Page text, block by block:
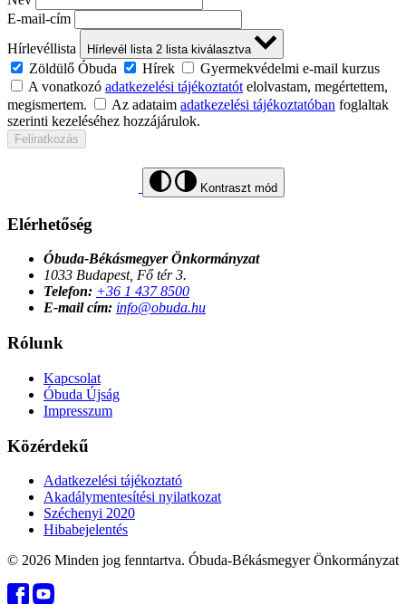
E-mail-cím
Hírlevéllista
Hírlevél lista 2 lista kiválasztva
Zöldülő Óbuda Hírek
Gyermekvédelmi e-mail kurzus
A vonatkozó adatkezelési tájékoztatót elolvastam, megértettem,
megismertem.
Az adataim adatkezelési tájékoztatóban foglaltak
szerinti kezeléséhez hozzájárulok.
Feliratkozás
Kontraszt mód
Elérhetőség
Óbuda-Békásmegyer Önkormányzat
1033 Budapest, Fő tér 3.
Telefon: +36 1 437 8500
E-mail cím: info@obuda.hu
Rólunk
Kapcsolat
Óbuda Újság
Impresszum
Közérdekű
Adatkezelési tájékoztató
Akadálymentesítési nyilatkozat
Széchenyi 2020
Hibabejelentés
© 2026 Minden jog fenntartva. Óbuda-Békásmegyer Önkormányzat